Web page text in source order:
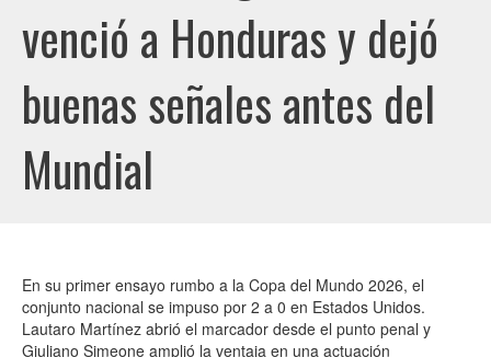
venció a Honduras y dejó
buenas señales antes del
Mundial
En su primer ensayo rumbo a la Copa del Mundo 2026, el
conjunto nacional se impuso por 2 a 0 en Estados Unidos.
Lautaro Martínez abrió el marcador desde el punto penal y
Giuliano Simeone amplió la ventaja en una actuación